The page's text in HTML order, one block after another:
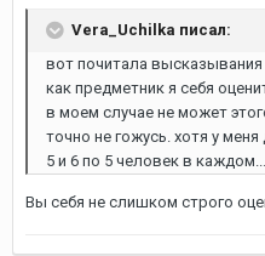
Vera_Uchilka писал:
вот почитала
как предметник я себя
в моем случае не может
точно не гожусь. хотя у
5 и 6 по 5 человек в каждом...
Вы себя не слишком строго